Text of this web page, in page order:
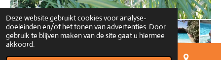
Deze website gebruikt cookies voor analyse-
doeleinden en/of het tonen van advertenties. Door
gebruik te blijven maken van de site gaat u hiermee
akkoord.